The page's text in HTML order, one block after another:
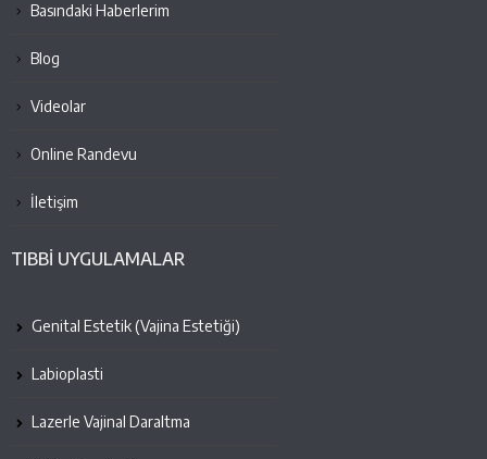
Basındaki Haberlerim
Blog
Videolar
Online Randevu
İletişim
TIBBİ UYGULAMALAR
Genital Estetik (Vajina Estetiği)
Labioplasti
Lazerle Vajinal Daraltma